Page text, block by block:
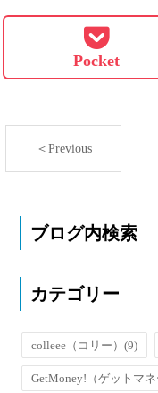
Pocket
＜Previous
ブログ内検索
カテゴリー
colleee（コリー）(9)
GetMoney!（ゲットマ